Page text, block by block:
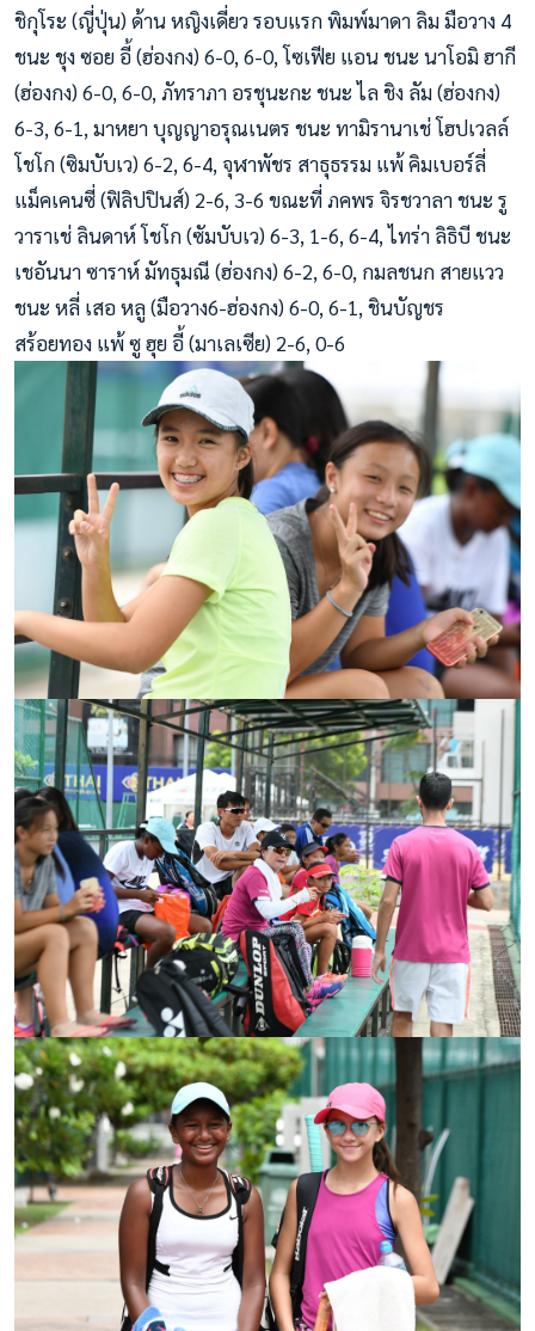
ชิกุโระ (ญี่ปุ่น) ด้าน หญิงเดี่ยว รอบแรก พิมพ์มาดา ลิม มือวาง 4
ชนะ ชุง ซอย อี้ (ฮ่องกง) 6-0, 6-0, โซเฟีย แอน ชนะ นาโอมิ ฮากี
(ฮ่องกง) 6-0, 6-0, ภัทราภา อรชุนะกะ ชนะ ไล ชิง ลัม (ฮ่องกง)
6-3, 6-1, มาหยา บุญญาอรุณเนตร ชนะ ทามิรานาเช่ โฮปเวลล์
โชโก (ซิมบับเว) 6-2, 6-4, จุฬาพัชร สาธุธรรม แพ้ คิมเบอร์ลี่
แม็คเคนซี่ (ฟิลิปปินส์) 2-6, 3-6 ขณะที่ ภคพร จิรชวาลา ชนะ รู
วาราเช่ ลินดาห์ โชโก (ซัมบับเว) 6-3, 1-6, 6-4, ไทร่า ลิธิบี ชนะ
เชอันนา ซาราห์ มัทธุมณี (ฮ่องกง) 6-2, 6-0, กมลชนก สายแวว
ชนะ หลี่ เสอ หลู (มือวาง6-ฮ่องกง) 6-0, 6-1, ชินบัญชร
สร้อยทอง แพ้ ซู ฮุย อี้ (มาเลเซีย) 2-6, 0-6